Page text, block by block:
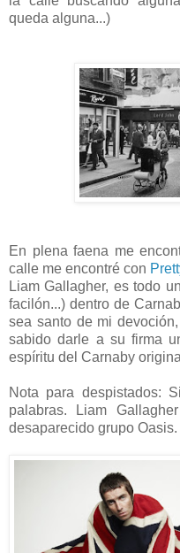
queda alguna...)
En plena faena me
calle me encontré con
Liam Gallagher, es todo
facilón...) dentro de
sea santo de mi
sabido darle a su firma
espíritu del Carnaby
Nota para despistados:
palabras. Liam
desaparecido grupo Oasis.